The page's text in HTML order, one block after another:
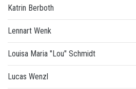
Katrin Berboth
Lennart Wenk
Louisa Maria "Lou" Schmidt
Lucas Wenzl